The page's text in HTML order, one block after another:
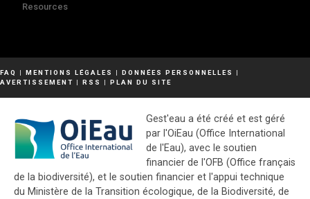
Resources
FAQ | MENTIONS LÉGALES | DONNÉES PERSONNELLES
|
AVERTISSEMENT | RSS | PLAN DU SITE
Gest'eau a été créé et est géré
par l'OiEau (Office International
de l'Eau), avec le soutien
financier de l'OFB (Office français
de la biodiversité), et le soutien financier et l'appui technique
du Ministère de la Transition écologique, de la Biodiversité, de